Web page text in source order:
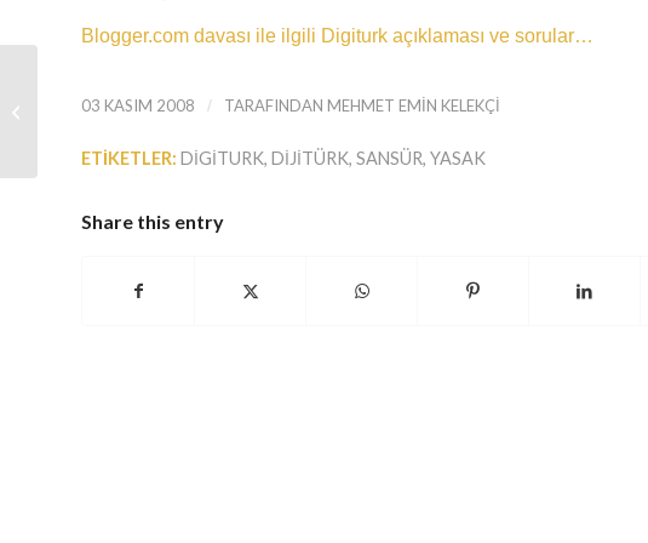
Blogger.com davası ile ilgili Digiturk açıklaması ve sorular…
03 KASIM 2008 / TARAFINDAN MEHMET EMIN KELEKÇI
ETIKETLER: DIGITURK, DIJITÜRK, SANSÜR, YASAK
Share this entry
Mahkeme kızımın sitesini kapatmış!